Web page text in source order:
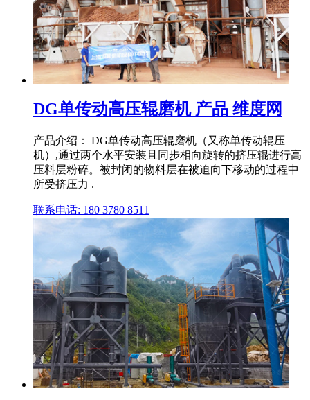
DG单传动高压辊磨机 产品 维度网
产品介绍： DG单传动高压辊磨机（又称单传动辊压
机）,通过两个水平安装且同步相向旋转的挤压辊进行高
压料层粉碎。被封闭的物料层在被迫向下移动的过程中
所受挤压力 .
联系电话: 180 3780 8511